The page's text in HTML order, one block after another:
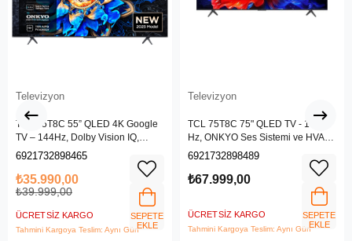
Televizyon
TCL 55T8C 55” QLED 4K Google
TV – 144Hz, Dolby Vision IQ,
HDR10+
6921732898465
₺35.990,00
₺39.999,00
ÜCRETSIZ KARGO
Tahmini Kargoya Teslim: Aynı Gün
SEPETE
EKLE
Televizyon
TCL 75T8C 75" QLED TV - 144
Hz, ONKYO Ses Sistemi ve HVA
Panel
6921732898489
₺67.999,00
ÜCRETSIZ KARGO
Tahmini Kargoya Teslim: Aynı Gün
SEPETE
EKLE